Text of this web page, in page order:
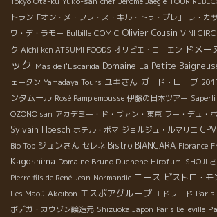
トラン「オン・メ・フレ・ス・キル・トゥ・プレ」
ラ・カ
ワ・デ・ラモー Bulbille COMIC Olivier Cousin VINI
ク Aichi ken ATSUMI FOODS オリビエ・コーエン ドメー
ック Mas de l'Escarida Domaine La Petite
ェータン Yamadaya Tours ユキさん ガード・ローブ
ンタムール Rosé Pamplemousse 伊藤の日本ツアー
OZONO san アカデミー・ド・ヴァン・東京 フー・デュ・
Sylvain Hoesch ホテル・ボマ ジョルジュ・ルマリエ
Bio Top ジュンさん セレネ Bistro BIANCARA Florance
Kagoshima Domaine Bruno Duchene Hirofumi SHOJI
Pierre fils de René Jean Normandie ニース ビストロ・モ
Les Maoù Akoibon エスポアグループ エドワード Paris
ボデガ・カウゾン醸造元 Shizuoka Japon Paris Belleville